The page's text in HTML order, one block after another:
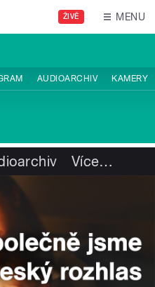
ŽIVĚ MENU
AUDIOARCHIV KAMERY
Více…